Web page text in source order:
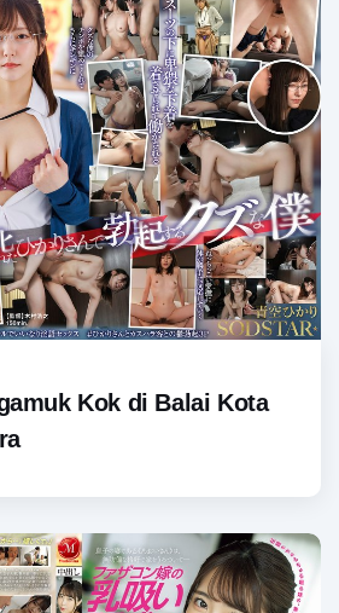
Kok di Balai Kota